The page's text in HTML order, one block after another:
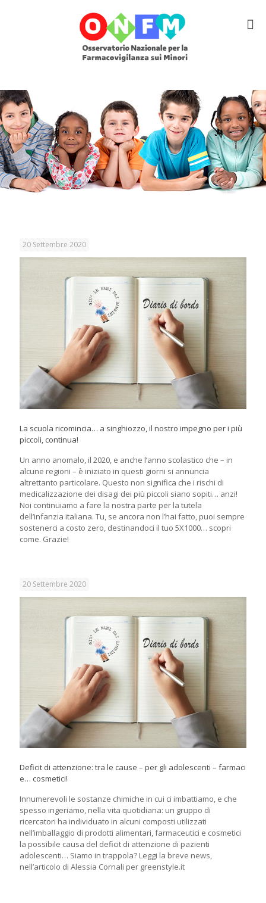
20 Settembre 2020
La scuola ricomincia… a singhiozzo, il nostro impegno per i più
piccoli, continua!
Un anno anomalo, il 2020, e anche l’anno scolastico che – in
alcune regioni – è iniziato in questi giorni si annuncia
altrettanto particolare. Questo non significa che i rischi di
medicalizzazione dei disagi dei più piccoli siano sopiti… anzi!
Noi continuiamo a fare la nostra parte per la tutela
dell’infanzia italiana. Tu, se ancora non l’hai fatto, puoi sempre
sostenerci a costo zero, destinandoci il tuo 5X1000… scopri
come. Grazie!
20 Settembre 2020
Deficit di attenzione: tra le cause – per gli adolescenti – farmaci
e… cosmetici!
Innumerevoli le sostanze chimiche in cui ci imbattiamo, e che
spesso ingeriamo, nella vita quotidiana: un gruppo di
ricercatori ha individuato in alcuni composti utilizzati
nell’imballaggio di prodotti alimentari, farmaceutici e cosmetici
la possibile causa del deficit di attenzione di pazienti
adolescenti… Siamo in trappola? Leggi la breve news,
nell’articolo di Alessia Cornali per greenstyle.it